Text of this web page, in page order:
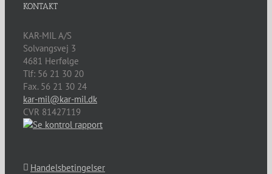
KONTAKT
KAR-MIL A/S
Solvangsvej 3
4681 Herfølge
Tlf: 56 21 30 20
Fax. 56 21 30 24
kar-mil@kar-mil.dk
CVR 81427119
Handelsbetingelser